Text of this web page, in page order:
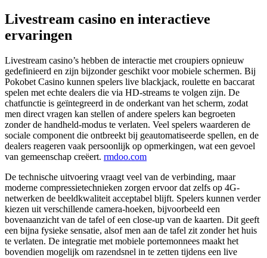
Livestream casino en interactieve
ervaringen
Livestream casino’s hebben de interactie met croupiers opnieuw
gedefinieerd en zijn bijzonder geschikt voor mobiele schermen. Bij
Pokobet Casino kunnen spelers live blackjack, roulette en baccarat
spelen met echte dealers die via HD-streams te volgen zijn. De
chatfunctie is geïntegreerd in de onderkant van het scherm, zodat
men direct vragen kan stellen of andere spelers kan begroeten
zonder de handheld-modus te verlaten. Veel spelers waarderen de
sociale component die ontbreekt bij geautomatiseerde spellen, en de
dealers reageren vaak persoonlijk op opmerkingen, wat een gevoel
van gemeenschap creëert. rmdoo.com
De technische uitvoering vraagt veel van de verbinding, maar
moderne compressietechnieken zorgen ervoor dat zelfs op 4G-
netwerken de beeldkwaliteit acceptabel blijft. Spelers kunnen verder
kiezen uit verschillende camera-hoeken, bijvoorbeeld een
bovenaanzicht van de tafel of een close-up van de kaarten. Dit geeft
een bijna fysieke sensatie, alsof men aan de tafel zit zonder het huis
te verlaten. De integratie met mobiele portemonnees maakt het
bovendien mogelijk om razendsnel in te zetten tijdens een live